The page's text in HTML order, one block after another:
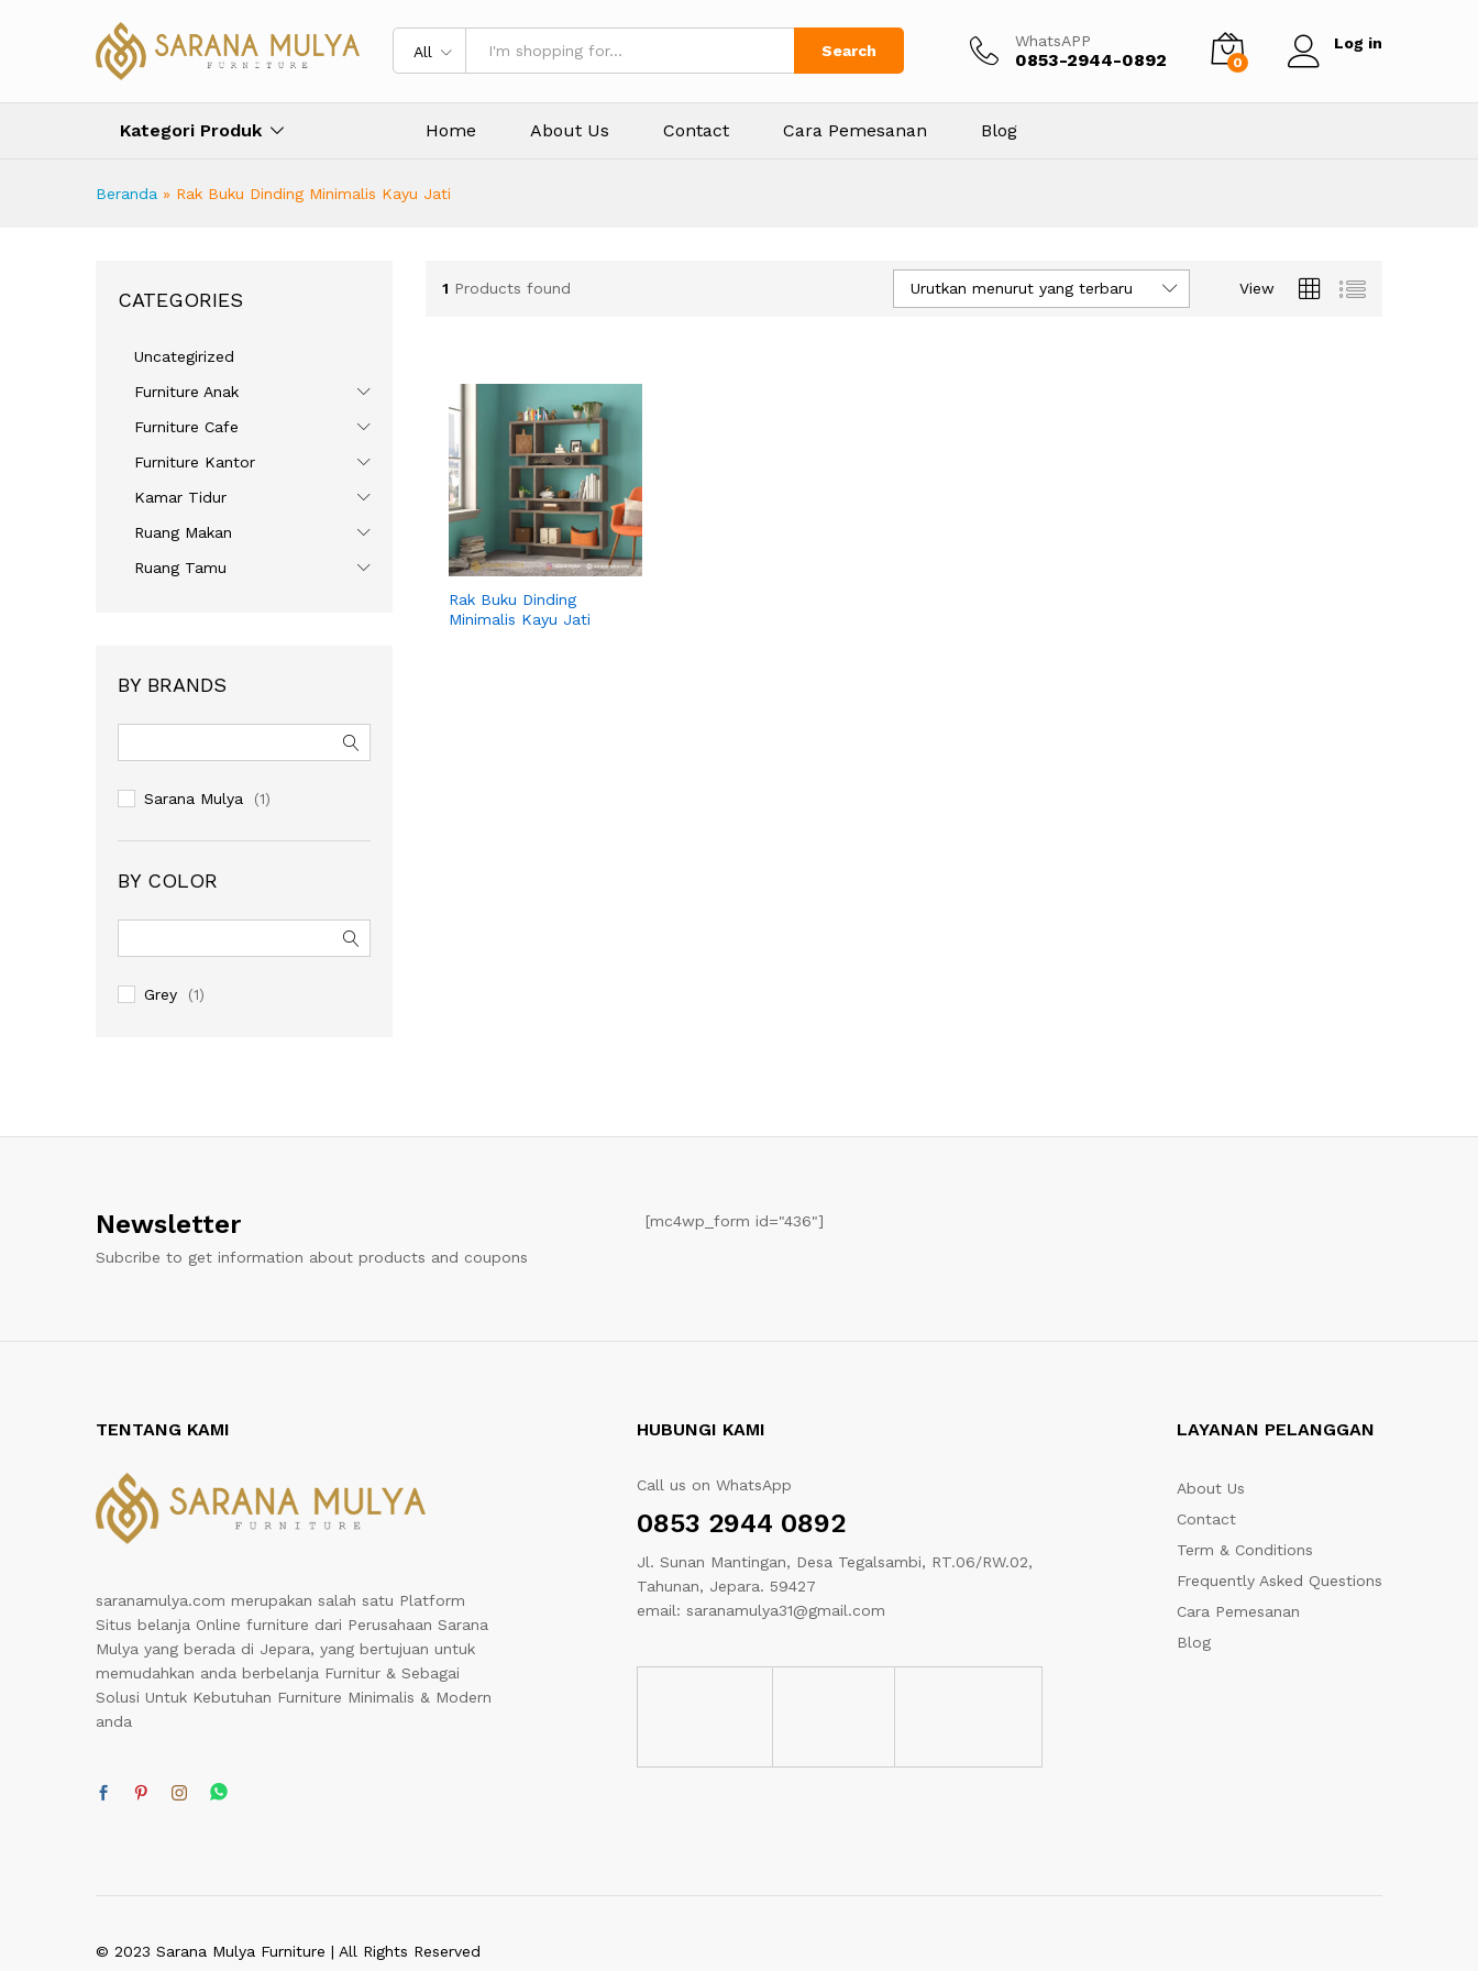
All Search
WhatsAPP
0853-2944-0892 0
Log in
Kategori Produk Home About Us Contact Cara Pemesanan Blog
Beranda » Rak Buku Dinding Minimalis Kayu Jati
1 Products found View
Urutkan menurut yang terbaru
Rak Buku Dinding
Minimalis Kayu Jati
CATEGORIES
Uncategirized
Furniture Anak
Furniture Cafe
Furniture Kantor
Kamar Tidur
Ruang Makan
Ruang Tamu
BY BRANDS
Sarana Mulya (1)
BY COLOR
Grey (1)
Newsletter
Subcribe to get information about products and coupons
[mc4wp_form id="436"]
TENTANG KAMI
saranamulya.com merupakan salah satu Platform
Situs belanja Online furniture dari Perusahaan Sarana
Mulya yang berada di Jepara, yang bertujuan untuk
memudahkan anda berbelanja Furnitur & Sebagai
Solusi Untuk Kebutuhan Furniture Minimalis & Modern
anda
HUBUNGI KAMI
Call us on WhatsApp
0853 2944 0892
Jl. Sunan Mantingan, Desa Tegalsambi, RT.06/RW.02,
Tahunan, Jepara. 59427
email: saranamulya31@gmail.com
LAYANAN PELANGGAN
About Us
Contact
Term & Conditions
Frequently Asked Questions
Cara Pemesanan
Blog
© 2023 Sarana Mulya Furniture | All Rights Reserved